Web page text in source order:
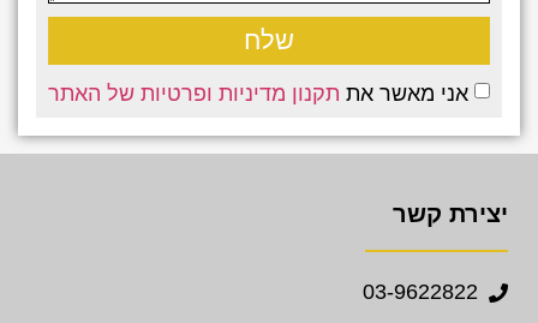
אני מאשר את תקנון מדיניות ופרטיות של האתר
שלח
יצירת קשר
03-9622822